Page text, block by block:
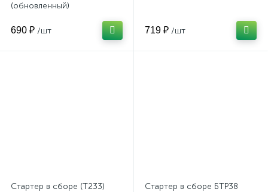
(обновленный)
690 ₽ /шт 719 ₽ /шт
Стартер в сборе (T233)
Стартер в сборе БТР38